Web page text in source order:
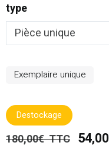
type
Exemplaire unique
Destockage
180,00€ TTC